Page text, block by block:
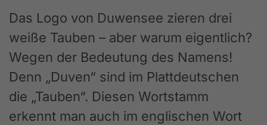
Das Logo von Duwensee zieren drei
weiße Tauben – aber warum eigentlich?
Wegen der Bedeutung des Namens!
Denn „Duven“ sind im Plattdeutschen
die „Tauben“. Diesen Wortstamm
erkennt man auch im englischen Wort